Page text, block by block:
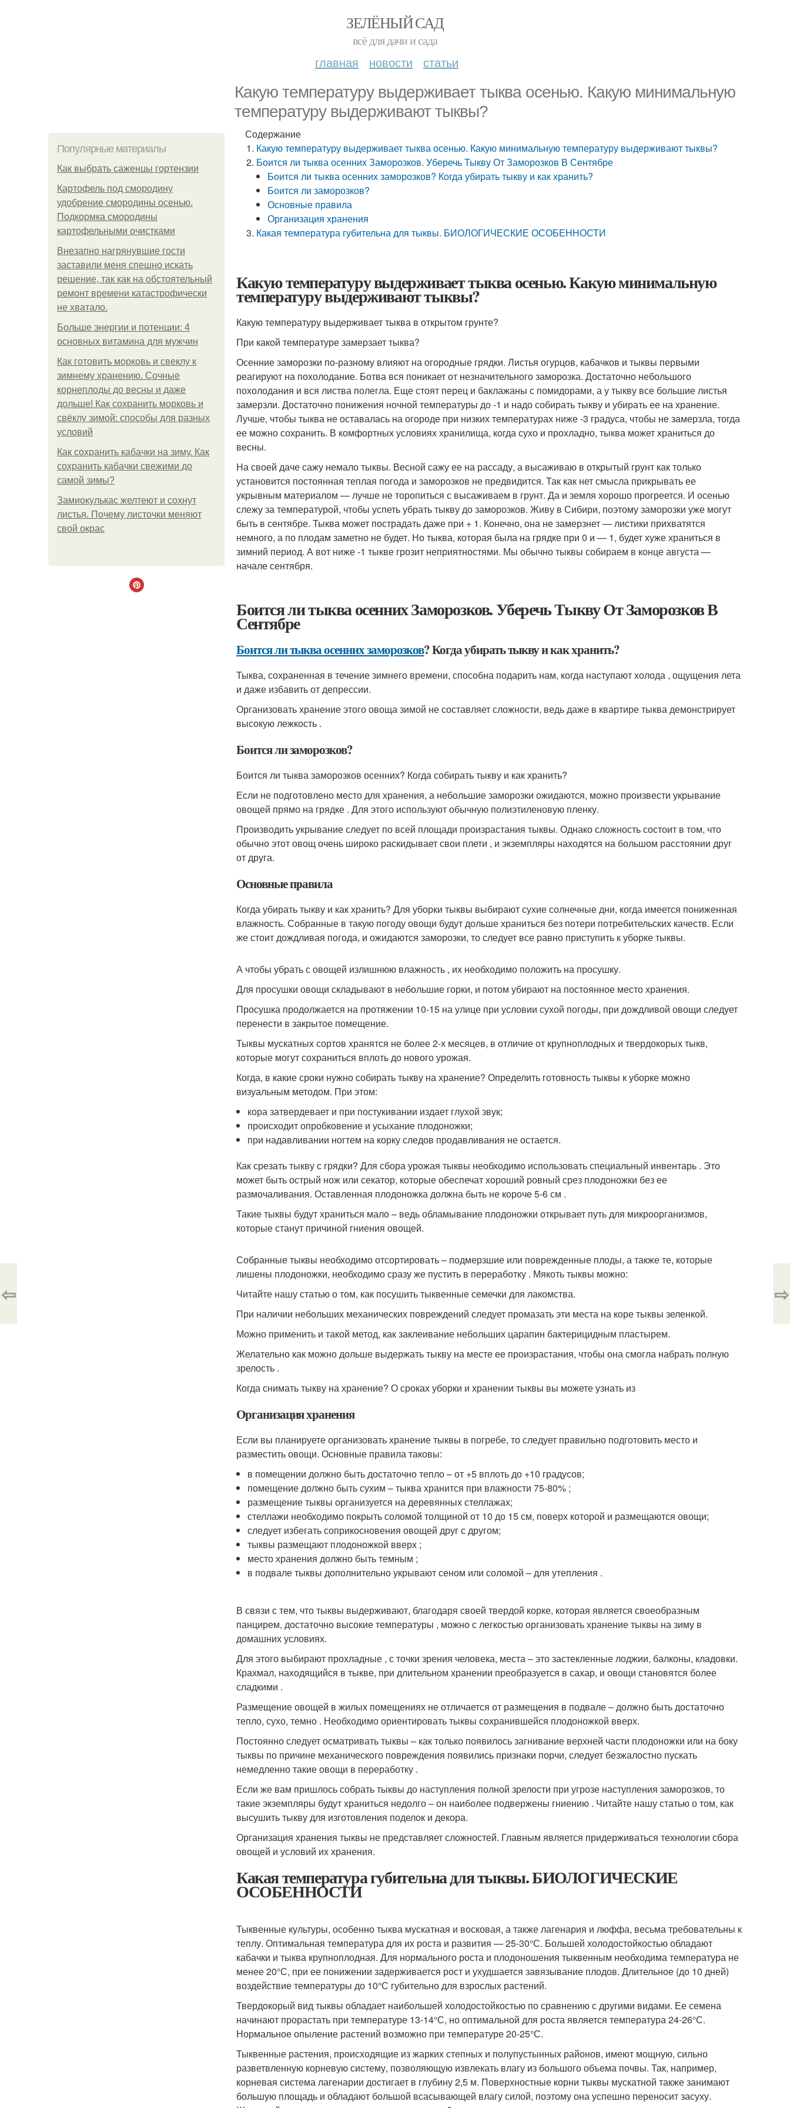
ЗЕЛЁНЫЙ САД
всё для дачи и сада
главная новости статьи
Какую температуру выдерживает тыква осенью. Какую минимальную
температуру выдерживают тыквы?
Популярные материалы
Как выбрать саженцы гортензии
Картофель под смородину
удобрение смородины осенью.
Подкормка смородины
картофельными очистками
Внезапно нагрянувшие гости
заставили меня спешно искать
решение, так как на обстоятельный
ремонт времени катастрофически
не хватало.
Больше энергии и потенции: 4
основных витамина для мужчин
Как готовить морковь и свеклу к
зимнему хранению. Сочные
корнеплоды до весны и даже
дольше! Как сохранить морковь и
свёклу зимой: способы для разных
условий
Как сохранить кабачки на зиму. Как
сохранить кабачки свежими до
самой зимы?
Замиокулькас желтеют и сохнут
листья. Почему листочки меняют
свой окрас
Содержание
Какую температуру выдерживает тыква осенью. Какую минимальную температуру выдерживают тыквы?
Боится ли тыква осенних Заморозков. Уберечь Тыкву От Заморозков В Сентябре
Боится ли тыква осенних заморозков? Когда убирать тыкву и как хранить?
Боится ли заморозков?
Основные правила
Организация хранения
Какая температура губительна для тыквы. БИОЛОГИЧЕСКИЕ ОСОБЕННОСТИ
Какую температуру выдерживает тыква осенью. Какую минимальную
температуру выдерживают тыквы?
Какую температуру выдерживает тыква в открытом грунте?
При какой температуре замерзает тыква?
Осенние заморозки по-разному влияют на огородные грядки. Листья огурцов, кабачков и тыквы первыми
реагируют на похолодание. Ботва вся поникает от незначительного заморозка. Достаточно небольшого
похолодания и вся листва полегла. Еще стоят перец и баклажаны с помидорами, а у тыкву все большие листья
замерзли. Достаточно понижения ночной температуры до -1 и надо собирать тыкву и убирать ее на хранение.
Лучше, чтобы тыква не оставалась на огороде при низких температурах ниже -3 градуса, чтобы не замерзла, тогда
ее можно сохранить. В комфортных условиях хранилища, когда сухо и прохладно, тыква может храниться до
весны.
На своей даче сажу немало тыквы. Весной сажу ее на рассаду, а высаживаю в открытый грунт как только
установится постоянная теплая погода и заморозков не предвидится. Так как нет смысла прикрывать ее
укрывным материалом — лучше не торопиться с высаживаем в грунт. Да и земля хорошо прогреется. И осенью
слежу за температурой, чтобы успеть убрать тыкву до заморозков. Живу в Сибири, поэтому заморозки уже могут
быть в сентябре. Тыква может пострадать даже при + 1. Конечно, она не замерзнет — листики прихватятся
немного, а по плодам заметно не будет. Но тыква, которая была на грядке при 0 и — 1, будет хуже храниться в
зимний период. А вот ниже -1 тыкве грозит неприятностями. Мы обычно тыквы собираем в конце августа —
начале сентября.
Боится ли тыква осенних Заморозков. Уберечь Тыкву От Заморозков В
Сентябре
Боится ли тыква осенних заморозков? Когда убирать тыкву и как хранить?
Тыква, сохраненная в течение зимнего времени, способна подарить нам, когда наступают холода , ощущения лета
и даже избавить от депрессии.
Организовать хранение этого овоща зимой не составляет сложности, ведь даже в квартире тыква демонстрирует
высокую лежкость .
Боится ли заморозков?
Боится ли тыква заморозков осенних? Когда собирать тыкву и как хранить?
Если не подготовлено место для хранения, а небольшие заморозки ожидаются, можно произвести укрывание
овощей прямо на грядке . Для этого используют обычную полиэтиленовую пленку.
Производить укрывание следует по всей площади произрастания тыквы. Однако сложность состоит в том, что
обычно этот овощ очень широко раскидывает свои плети , и экземпляры находятся на большом расстоянии друг
от друга.
Основные правила
Когда убирать тыкву и как хранить? Для уборки тыквы выбирают сухие солнечные дни, когда имеется пониженная
влажность. Собранные в такую погоду овощи будут дольше храниться без потери потребительских качеств. Если
же стоит дождливая погода, и ожидаются заморозки, то следует все равно приступить к уборке тыквы.
А чтобы убрать с овощей излишнюю влажность , их необходимо положить на просушку.
Для просушки овощи складывают в небольшие горки, и потом убирают на постоянное место хранения.
Просушка продолжается на протяжении 10-15 на улице при условии сухой погоды, при дождливой овощи следует
перенести в закрытое помещение.
Тыквы мускатных сортов хранятся не более 2-х месяцев, в отличие от крупноплодных и твердокорых тыкв,
которые могут сохраниться вплоть до нового урожая.
Когда, в какие сроки нужно собирать тыкву на хранение? Определить готовность тыквы к уборке можно
визуальным методом. При этом:
кора затвердевает и при постукивании издает глухой звук;
происходит опробковение и усыхание плодоножки;
при надавливании ногтем на корку следов продавливания не остается.
Как срезать тыкву с грядки? Для сбора урожая тыквы необходимо использовать специальный инвентарь . Это
может быть острый нож или секатор, которые обеспечат хороший ровный срез плодоножки без ее
размочаливания. Оставленная плодоножка должна быть не короче 5-6 см .
Такие тыквы будут храниться мало – ведь обламывание плодоножки открывает путь для микроорганизмов,
которые станут причиной гниения овощей.
Собранные тыквы необходимо отсортировать – подмерзшие или поврежденные плоды, а также те, которые
лишены плодоножки, необходимо сразу же пустить в переработку . Мякоть тыквы можно:
Читайте нашу статью о том, как посушить тыквенные семечки для лакомства.
При наличии небольших механических повреждений следует промазать эти места на коре тыквы зеленкой.
Можно применить и такой метод, как заклеивание небольших царапин бактерицидным пластырем.
Желательно как можно дольше выдержать тыкву на месте ее произрастания, чтобы она смогла набрать полную
зрелость .
Когда снимать тыкву на хранение? О сроках уборки и хранении тыквы вы можете узнать из
Организация хранения
Если вы планируете организовать хранение тыквы в погребе, то следует правильно подготовить место и
разместить овощи. Основные правила таковы:
в помещении должно быть достаточно тепло – от +5 вплоть до +10 градусов;
помещение должно быть сухим – тыква хранится при влажности 75-80% ;
размещение тыквы организуется на деревянных стеллажах;
стеллажи необходимо покрыть соломой толщиной от 10 до 15 см, поверх которой и размещаются овощи;
следует избегать соприкосновения овощей друг с другом;
тыквы размещают плодоножкой вверх ;
место хранения должно быть темным ;
в подвале тыквы дополнительно укрывают сеном или соломой – для утепления .
В связи с тем, что тыквы выдерживают, благодаря своей твердой корке, которая является своеобразным
панцирем, достаточно высокие температуры , можно с легкостью организовать хранение тыквы на зиму в
домашних условиях.
Для этого выбирают прохладные , с точки зрения человека, места – это застекленные лоджии, балконы, кладовки.
Крахмал, находящийся в тыкве, при длительном хранении преобразуется в сахар, и овощи становятся более
сладкими .
Размещение овощей в жилых помещениях не отличается от размещения в подвале – должно быть достаточно
тепло, сухо, темно . Необходимо ориентировать тыквы сохранившейся плодоножкой вверх.
Постоянно следует осматривать тыквы – как только появилось загнивание верхней части плодоножки или на боку
тыквы по причине механического повреждения появились признаки порчи, следует безжалостно пускать
немедленно такие овощи в переработку .
Если же вам пришлось собрать тыквы до наступления полной зрелости при угрозе наступления заморозков, то
такие экземпляры будут храниться недолго – он наиболее подвержены гниению . Читайте нашу статью о том, как
высушить тыкву для изготовления поделок и декора.
Организация хранения тыквы не представляет сложностей. Главным является придерживаться технологии сбора
овощей и условий их хранения.
Какая температура губительна для тыквы. БИОЛОГИЧЕСКИЕ
ОСОБЕННОСТИ
Тыквенные культуры, особенно тыква мускатная и восковая, а также лагенария и люффа, весьма требовательны к
теплу. Оптимальная температура для их роста и развития — 25-30°С. Большей холодостойкостью обладают
кабачки и тыква крупноплодная. Для нормального роста и плодоношения тыквенным необходима температура не
менее 20°С, при ее понижении задерживается рост и ухудшается завязывание плодов. Длительное (до 10 дней)
воздействие температуры до 10°С губительно для взрослых растений.
Твердокорый вид тыквы обладает наибольшей холодостойкостью по сравнению с другими видами. Ее семена
начинают прорастать при температуре 13-14°С, но оптимальной для роста является температура 24-26°С.
Нормальное опыление растений возможно при температуре 20-25°С.
Тыквенные растения, происходящие из жарких степных и полупустынных районов, имеют мощную, сильно
разветвленную корневую систему, позволяющую извлекать влагу из большого объема почвы. Так, например,
корневая система лагенарии достигает в глубину 2,5 м. Поверхностные корни тыквы мускатной также занимают
большую площадь и обладают большой всасывающей влагу силой, поэтому она успешно переносит засуху.
⇦ ⇨